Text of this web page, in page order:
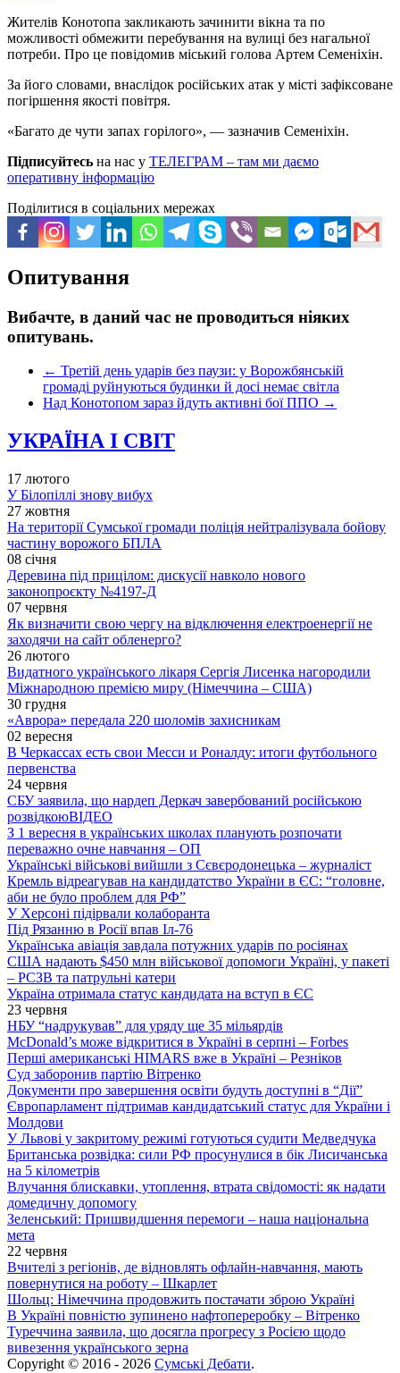
Жителів Конотопа закликають зачинити вікна та по
можливості обмежити перебування на вулиці без нагальної
потреби. Про це повідомив міський голова Артем Семеніхін.
За його словами, внаслідок російських атак у місті зафіксоване
погіршення якості повітря.
«Багато де чути запах горілого», — зазначив Семеніхін.
Підписуйтесь на нас у ТЕЛЕГРАМ – там ми даємо
оперативну інформацію
Поділитися в соціальних мережах
Опитування
Вибачте, в даний час не проводиться ніяких
опитувань.
← Третій день ударів без паузи: у Ворожбянській
громаді руйнуються будинки й досі немає світла
Над Конотопом зараз йдуть активні бої ППО →
УКРАЇНА І СВІТ
17 лютого
У Білопіллі знову вибух
27 жовтня
На території Сумської громади поліція нейтралізувала бойову
частину ворожого БПЛА
08 січня
Деревина під прицілом: дискусії навколо нового
законопроєкту №4197-Д
07 червня
Як визначити свою чергу на відключення електроенергії не
заходячи на сайт обленерго?
26 лютого
Видатного українського лікаря Сергія Лисенка нагородили
Міжнародною премією миру (Німеччина – США)
30 грудня
«Аврора» передала 220 шоломів захисникам
02 вересня
В Черкассах есть свои Месси и Роналду: итоги футбольного
первенства
24 червня
СБУ заявила, що нардеп Деркач завербований російською
розвідкоюВІДЕО
З 1 вересня в українських школах планують розпочати
переважно очне навчання – ОП
Українські військові вийшли з Сєвєродонецька – журналіст
Кремль відреагував на кандидатство України в ЄС: “головне,
аби не було проблем для РФ”
У Херсоні підірвали колаборанта
Під Рязанню в Росії впав Іл-76
Українська авіація завдала потужних ударів по росіянах
США надають $450 млн військової допомоги Україні, у пакеті
– РСЗВ та патрульні катери
Україна отримала статус кандидата на вступ в ЄС
23 червня
НБУ “надрукував” для уряду ще 35 мільярдів
McDonald’s може відкритися в Україні в серпні – Forbes
Перші американські HIMARS вже в Україні – Резніков
Суд заборонив партію Вітренко
Документи про завершення освіти будуть доступні в “Дії”
Європарламент підтримав кандидатський статус для України і
Молдови
У Львові у закритому режимі готуються судити Медведчука
Британська розвідка: сили РФ просунулися в бік Лисичанська
на 5 кілометрів
Влучання блискавки, утоплення, втрата свідомості: як надати
домедичну допомогу
Зеленський: Пришвидшення перемоги – наша національна
мета
22 червня
Вчителі з регіонів, де відновлять офлайн-навчання, мають
повернутися на роботу – Шкарлет
Шольц: Німеччина продовжить постачати зброю Україні
В Україні повністю зупинено нафтопереробку – Вітренко
Туреччина заявила, що досягла прогресу з Росією щодо
вивезення українського зерна
Copyright © 2016 - 2026 Сумські Дебати.